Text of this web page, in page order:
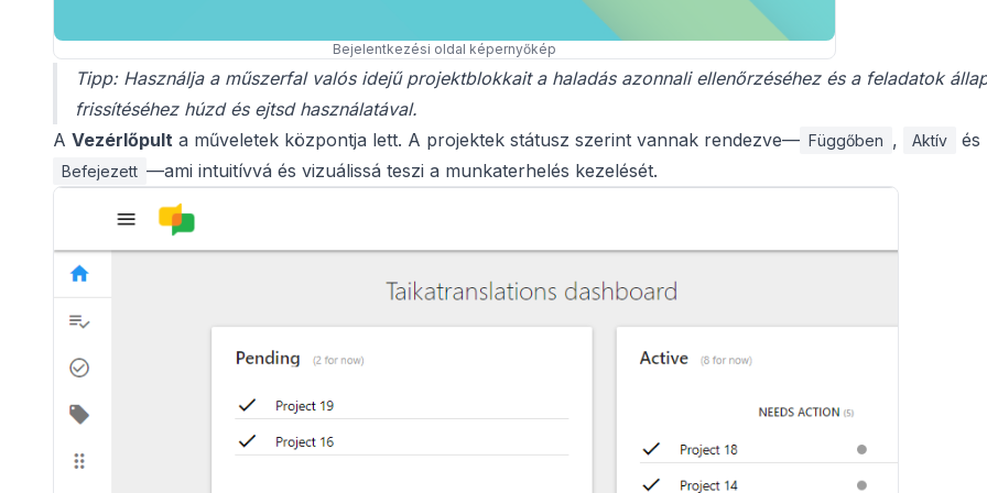
Bejelentkezési oldal képernyőkép
Tipp: Használja a műszerfal valós idejű projektblokkait a haladás azonnali ellenőrzéséhez és a feladatok
frissítéséhez húzd és ejtsd használatával.
A Vezérlőpult a műveletek központja lett. A projektek státusz szerint vannak rendezve— Függőben , Aktív és
Befejezett —ami intuitívvá és vizuálissá teszi a munkaterhelés kezelését.